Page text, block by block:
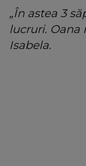
„În astea 3
lucruri. Oana
Isabela.